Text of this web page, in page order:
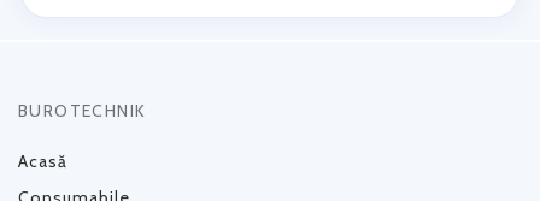
BUROTECHNIK
Acasă